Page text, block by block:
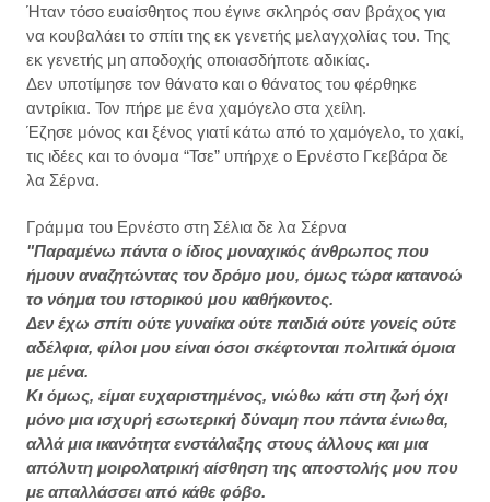
Ήταν τόσο ευαίσθητος που έγινε σκληρός σαν βράχος για
να κουβαλάει το σπίτι της εκ γενετής μελαγχολίας του. Της
εκ γενετής μη αποδοχής οποιασδήποτε αδικίας.
Δεν υποτίμησε τον θάνατο και ο θάνατος του φέρθηκε
αντρίκια. Τον πήρε με ένα χαμόγελο στα χείλη.
Έζησε μόνος και ξένος γιατί κάτω από το χαμόγελο, το χακί,
τις ιδέες και το όνομα “Τσε” υπήρχε ο Ερνέστο Γκεβάρα δε
λα Σέρνα.
Γράμμα του Ερνέστο στη Σέλια δε λα Σέρνα
"Παραμένω πάντα ο ίδιος μοναχικός άνθρωπος που
ήμουν αναζητώντας τον δρόμο μου, όμως τώρα κατανοώ
το νόημα του ιστορικού μου καθήκοντος.
Δεν έχω σπίτι ούτε γυναίκα ούτε παιδιά ούτε γονείς ούτε
αδέλφια, φίλοι μου είναι όσοι σκέφτονται πολιτικά όμοια
με μένα.
Κι όμως, είμαι ευχαριστημένος, νιώθω κάτι στη ζωή όχι
μόνο μια ισχυρή εσωτερική δύναμη που πάντα ένιωθα,
αλλά μια ικανότητα ενστάλαξης στους άλλους και μια
απόλυτη μοιρολατρική αίσθηση της αποστολής μου που
με απαλλάσσει από κάθε φόβο.